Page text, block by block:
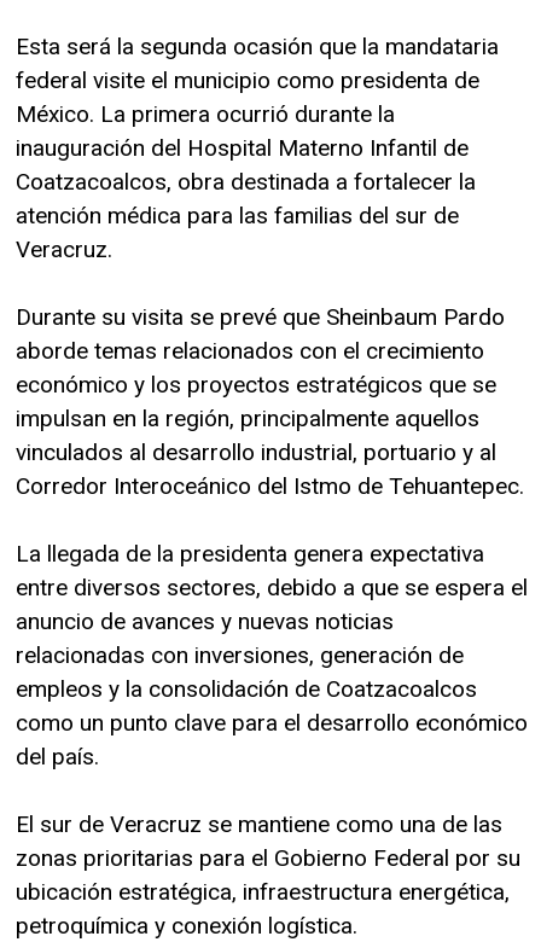
Esta será la segunda ocasión que la mandataria
federal visite el municipio como presidenta de
México. La primera ocurrió durante la
inauguración del Hospital Materno Infantil de
Coatzacoalcos, obra destinada a fortalecer la
atención médica para las familias del sur de
Veracruz.
Durante su visita se prevé que Sheinbaum Pardo
aborde temas relacionados con el crecimiento
económico y los proyectos estratégicos que se
impulsan en la región, principalmente aquellos
vinculados al desarrollo industrial, portuario y al
Corredor Interoceánico del Istmo de Tehuantepec.
La llegada de la presidenta genera expectativa
entre diversos sectores, debido a que se espera el
anuncio de avances y nuevas noticias
relacionadas con inversiones, generación de
empleos y la consolidación de Coatzacoalcos
como un punto clave para el desarrollo económico
del país.
El sur de Veracruz se mantiene como una de las
zonas prioritarias para el Gobierno Federal por su
ubicación estratégica, infraestructura energética,
petroquímica y conexión logística.